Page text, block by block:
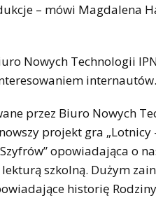
– mówi Magdalena
Nowych Technologii
internautów.
przez Biuro Nowych
projekt gra
opowiadająca o
szkolną. Dużym
historię